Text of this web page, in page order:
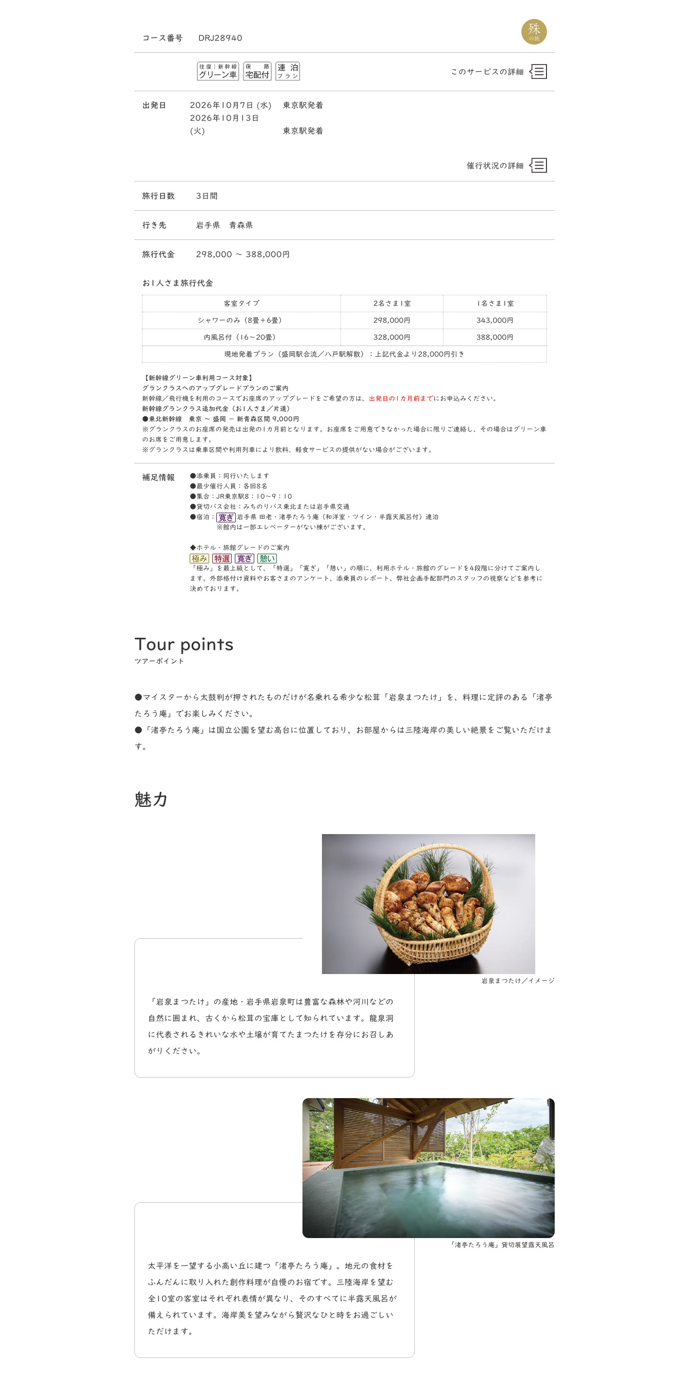
コース番号 DRJ28940
このサービスの詳細
出発日 2026年10月7日 (水)
東京駅発着
2026年10月13日
(火)
東京駅発着
催行状況の詳細
旅行日数 3日間
行き先 岩手県 青森県
旅行代金 298,000 〜 388,000円
お1人さま旅行代金
客室タイプ 2名さま1室 1名さま1室
シャワーのみ（8畳＋6畳） 298,000円 343,000円
内風呂付（16～20畳） 328,000円 388,000円
現地発着プラン（盛岡駅合流／八戸駅解散）：上記代金より28,000円引き
【新幹線グリーン車利用コース対象】
グランクラスへのアップグレードプランのご案内
新幹線／飛行機を利用のコースでお座席のアップグレードをご希望の方は、 出発日の1カ月前までにお申込みください。
新幹線グランクラス追加代金（お1人さま／片道）
●東北新幹線 東京 ～ 盛岡 － 新青森区間 9,000円
※グランクラスのお座席の発売は出発の1カ月前となります。お座席をご用意できなかった場合に限りご連絡し、その場合はグリーン車
のお席をご用意します。
※グランクラスは乗車区間や利用列車により飲料、軽食サービスの提供がない場合がございます。
補足情報
●添乗員：同行いたします
●最少催行人員：各回8名
●集合：JR東京駅8：10〜9：10
●貸切バス会社：みちのりバス東北または岩手県交通
●宿泊：
岩手県 田老・渚亭たろう庵（和洋室・ツイン・半露天風呂付）連泊
※館内は一部エレベーターがない棟がございます。
◆ホテル・旅館グレードのご案内
「極み」を最上級として、「特選」「寛ぎ」「憩い」の順に、利⽤ホテル・旅館のグレードを4段階に分けてご案内し
ます。外部格付け資料やお客さまのアンケート、添乗員のレポート、弊社企画⼿配部⾨のスタッフの視察などを参考に
決めております。
Tour points
ツアーポイント
●マイスターから太鼓判が押されたものだけが名乗れる希少な松茸「岩泉まつたけ」を、料理に定評のある「渚亭
たろう庵」でお楽しみください。
●「渚亭たろう庵」は国立公園を望む高台に位置しており、お部屋からは三陸海岸の美しい絶景をご覧いただけま
す。
魅力
「岩泉まつたけ」の産地・岩手県岩泉町は豊富な森林や河川などの
自然に囲まれ、古くから松茸の宝庫として知られています。龍泉洞
に代表されるきれいな水や土壌が育てたまつたけを存分にお召しあ
がりください。
岩泉まつたけ／イメージ
太平洋を一望する小高い丘に建つ「渚亭たろう庵」。地元の食材を
ふんだんに取り入れた創作料理が自慢のお宿です。三陸海岸を望む
全10室の客室はそれぞれ表情が異なり、そのすべてに半露天風呂が
備えられています。海岸美を望みながら贅沢なひと時をお過ごしい
ただけます。
「渚亭たろう庵」貸切展望露天風呂